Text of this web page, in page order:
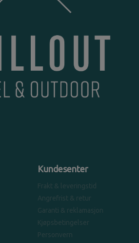
Kundesenter
Frakt & leveringstid
Angrefrist & retur
Garanti & reklamasjon
Kjøpsbetingelser
Personvern